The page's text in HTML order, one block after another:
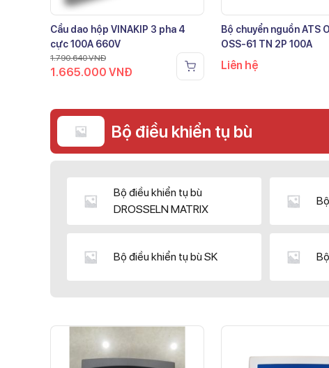
Cầu dao hộp VINAKIP 3 pha 4
cực 100A 660V
1.790.640VNĐ
1.665.000 VNĐ
Bộ chuyển nguồn ATS
OSS-61 TN 2P 100A
Liên hệ
Bộ điều khiển tụ bù
Bộ điều khiển tụ bù
DROSSELN MATRIX
Bộ điều khiển tụ bù SK